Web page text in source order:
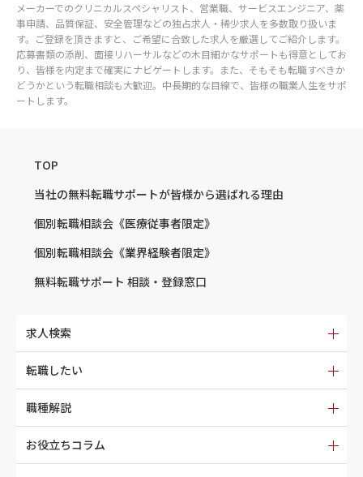
メーカーでのクリニカルスペシャリスト、営業職、サービスエンジニア、薬
事申請、品質保証、安全管理などの独占求人・稀少求人を多数取り扱いま
す。ご登録を頂きますと、ご希望に合致した求人を厳選してご紹介します。
応募書類の添削、面接リハーサルなどの木目細かなサポートも得意としてお
り、皆様を内定まで確実にナビゲートします。また、そもそも転職すべきか
どうかという転職相談も大歓迎。中長期的な目線で、皆様の職業人生をサポ
ートします。
TOP
当社の無料転職サポートが皆様から選ばれる理由
個別転職相談会 《医療従事者限定》
個別転職相談会 《業界経験者限定》
無料転職サポート 相談・登録窓口
求人検索
転職したい
職種解説
お役立ちコラム